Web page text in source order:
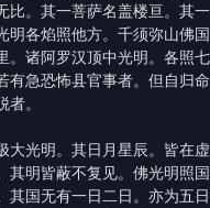
比。其一菩萨名盖楼亘。其一
明各焰照他方。千须弥山佛国
。诸阿罗汉顶中光明。各照七
有急恐怖县官事者。但自归命
。
光明。其日月星辰。皆在虚
其明皆蔽不复见。佛光明照国
其国无有一日二日。亦为五日